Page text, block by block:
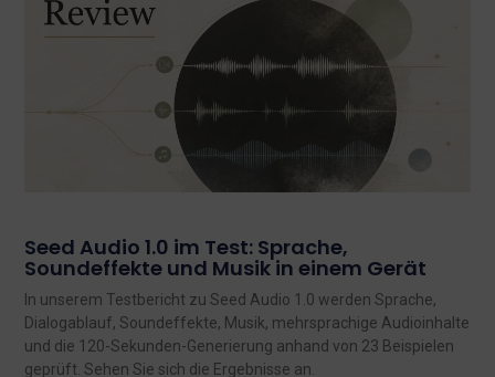
Seed Audio 1.0 im Test: Sprache,
Soundeffekte und Musik in einem Gerät
In unserem Testbericht zu Seed Audio 1.0 werden Sprache,
Dialogablauf, Soundeffekte, Musik, mehrsprachige Audioinhalte
und die 120-Sekunden-Generierung anhand von 23 Beispielen
geprüft. Sehen Sie sich die Ergebnisse an.